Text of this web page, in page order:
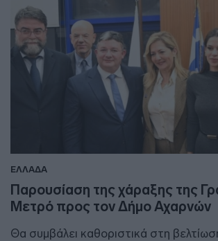
ΕΛΛΑΔΑ
Παρουσίαση της χάραξης της
Μετρό προς τον Δήμο Αχαρνών
Θα συμβάλει καθοριστικά στη